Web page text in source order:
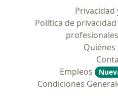
Privacidad
Política de
Quiénes
Empleos
Condiciones